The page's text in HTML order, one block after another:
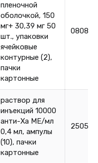
пленочной
оболочкой, 150
мг+ 30,39 мг 50
шт., упаковки
ячейковые
контурные (2),
пачки
картонные
080825
раствор для
инъекций 10000
анти-Ха МЕ/мл
0,4 мл, ампулы
(10), пачки
картонные
250525